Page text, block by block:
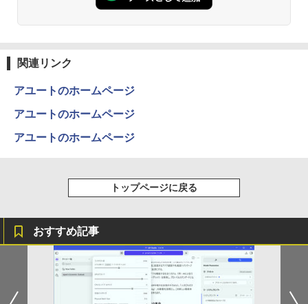
￥24,800
2
設 512GB SSD M.2 2242 最大8TB Wind
2 小型PC VESA対応 ミニパソコン 2画面
ップPC
SSD512GB 初期設定済 ホワイト ブラッ
ク
￥69,800
ポータブルモニター ゲーミングモニター
pc ミニPC iPhone対応
￥9,999
【公式・メーカー直販・送料無料】モニ
ター 新品 フルHD HP Series 3 Pro 324p
(型番: 9U5C1AA)
￥12,900
3
ゾンビのあふれた世界で俺だけが襲われ
￥19,800
Anker Soundcore Liberty 5 ミッドナイトブ
軽量 ブルートゥースHi-Fi 最大36時間再生 ぶ
るーとゅーす コードレス ENCノイズキャン
セリング 自動ペアリング Type-C充電 マイク
付き 防水 タッチ式音量調整 スポーツ/通勤/通
学/WEB会議(ホワイト)
￥250
On My Road (Stadium ver.)
￥250
ットル (Smart Basic)
￥1,380
￥1,625
￥1,117
￥832
ONE PIECE モノクロ版 115 (ジャンプコミッ
￥572
関連リンク
アユートのホームページ
アユートのホームページ
アユートのホームページ
トップページに戻る
おすすめ記事